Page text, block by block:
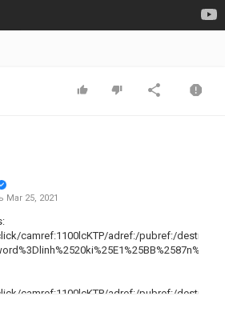
Mar 25, 2021
camref:1100lcKTP/adref:/pubref:/
camref:1100lcKTP/adref:/pubref:/